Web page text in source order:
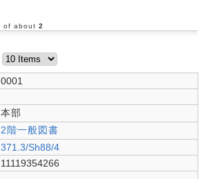
of about 2
0001
本部
2階一般図書
371.3/Sh88/4
11119354266